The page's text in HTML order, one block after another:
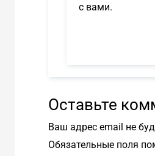
с вами.
Оставьте
Ваш адрес email не
Обязательные поля